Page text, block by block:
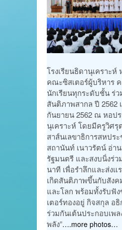
โรงเรียนธิดานุเคราะ
คณะซิสเตอร์ผู้บริหาร
นักเรียนทุกระดับชั้น ร่
สันติภาพสากล ปี 2562
กันยายน 2562 ณ หอป
นุเคราะห์ โดยมีครูวิศ
สาส์นเลขาธิการสหปร
สถานันท์ เนาวรัตน์ อ่า
รัฐมนตรี และสงบนิ่งร่ว
นาที เพื่อรำลึกและส่งแ
เกิดสันติภาพขึ้นกับสังค
และโลก พร้อมทั้งรับฟั
เตอร์ทองอยู่ กิจสกุล อ
ร่วมกันเต้นประกอบเพล
พลัง”….more photos…